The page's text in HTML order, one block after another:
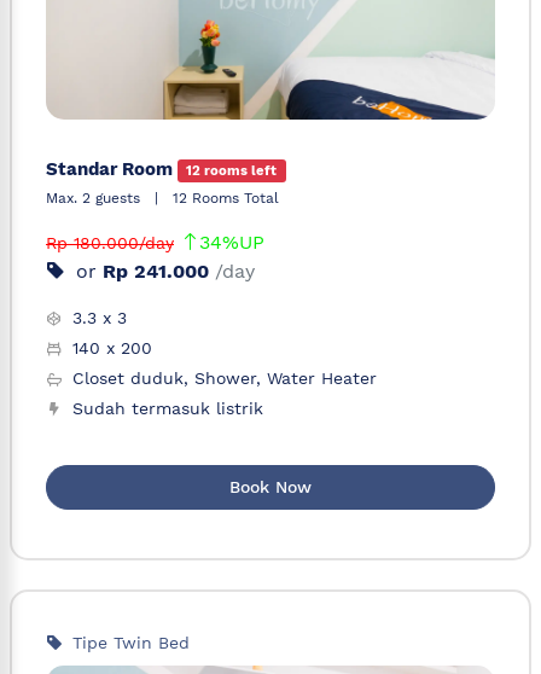
Standar Room 12 rooms left
Max. 2 guests 12 Rooms Total
Rp 180.000/day
34%UP
or Rp 241.000 /day
3.3 x 3
140 x 200
Closet duduk, Shower, Water Heater
Sudah termasuk listrik
Book Now
Tipe Twin Bed